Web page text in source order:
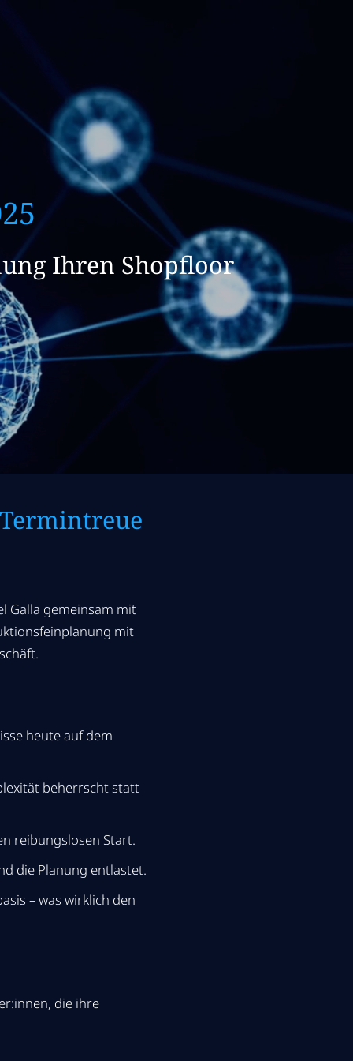
Ihren Shopfloor
Galla gemeinsam mit
mit
heute auf dem
beherrscht statt
reibungslosen Start.
die Planung entlastet.
– was wirklich den
die ihre